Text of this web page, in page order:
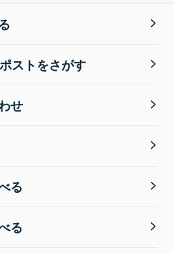
ストをさがす
せ
る
る